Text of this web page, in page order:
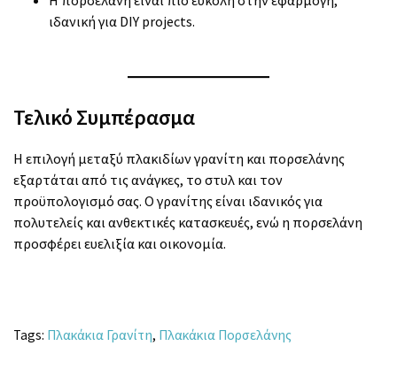
ιδανική για DIY projects.
Τελικό Συμπέρασμα
Η επιλογή μεταξύ πλακιδίων γρανίτη και πορσελάνης
εξαρτάται από τις ανάγκες, το στυλ και τον
προϋπολογισμό σας. Ο γρανίτης είναι ιδανικός για
πολυτελείς και ανθεκτικές κατασκευές, ενώ η πορσελάνη
προσφέρει ευελιξία και οικονομία.
Tags: Πλακάκια Γρανίτη, Πλακάκια Πορσελάνης